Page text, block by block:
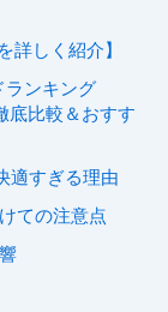
詳しく紹介】
ランキング
底比較＆おすす
適すぎる理由
ての注意点